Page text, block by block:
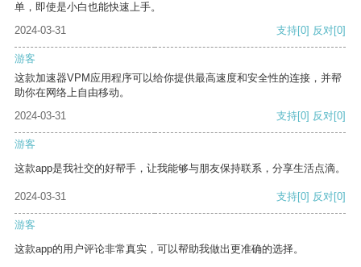
单，即使是小白也能快速上手。
2024-03-31
支持[0] 反对[0]
游客
这款加速器VPM应用程序可以给你提供最高速度和安全性的连接，并帮
助你在网络上自由移动。
2024-03-31
支持[0] 反对[0]
游客
这款app是我社交的好帮手，让我能够与朋友保持联系，分享生活点滴。
2024-03-31 支持[0] 反对[0]
游客
这款app的用户评论非常真实，可以帮助我做出更准确的选择。